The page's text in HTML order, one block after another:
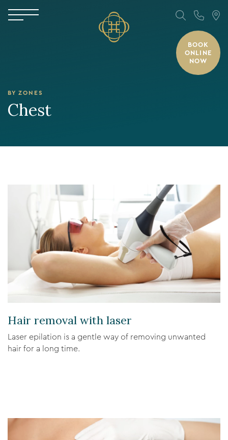
BOOK
ONLINE
NOW
BY ZONES
Chest
Hair removal with laser
Laser epilation is a gentle way of removing unwanted
hair for a long time.